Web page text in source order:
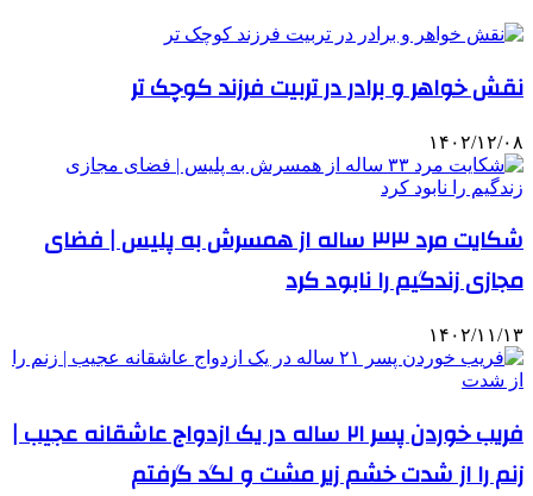
نقش خواهر و برادر در تربیت فرزند کوچک ‌تر
۱۴۰۲/۱۲/۰۸
شکایت مرد ۳۳ ساله از همسرش به پلیس | فضای
مجازی زندگیم را نابود کرد
۱۴۰۲/۱۱/۱۳
فریب خوردن پسر ۲۱ ساله در یک ازدواج عاشقانه عجیب |
زنم را از شدت خشم زیر مشت و لگد گرفتم